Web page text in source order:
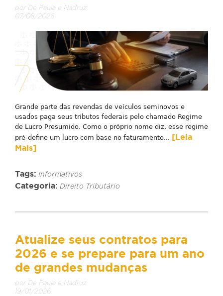
por De Paula e Nadruz
07/08/2026
Grande parte das revendas de veículos seminovos e
usados paga seus tributos federais pelo chamado Regime
de Lucro Presumido. Como o próprio nome diz, esse regime
pré-define um lucro com base no faturamento... [Leia
Mais]
Tags: Informativos
Categoria: Direito Tributário
Atualize seus contratos para
2026 e se prepare para um ano
de grandes mudanças
por De Paula e Nadruz
19/01/2026